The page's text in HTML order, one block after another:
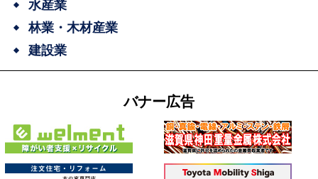
水産業
林業・木材産業
建設業
バナー広告